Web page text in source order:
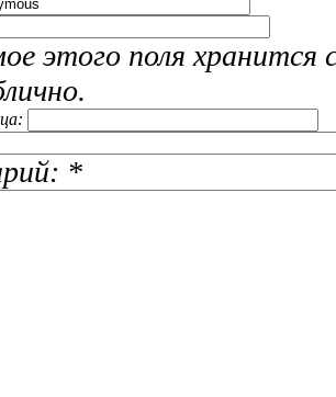
этого поля хранится
*